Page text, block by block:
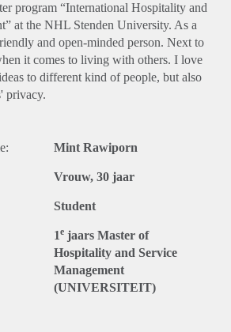
program “International Hospitality and
at the NHL Stenden University. As a
and open-minded person. Next to
it comes to living with others. I love
to different kind of people, but also
privacy.
Mint Rawiporn
Vrouw, 30 jaar
Student
1e jaars Master of
Hospitality and Service
Management
(UNIVERSITEIT)